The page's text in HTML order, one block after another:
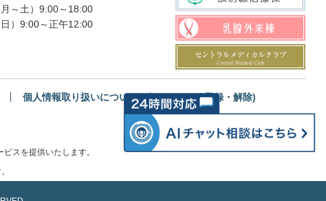
月～土）9:00～18:00
日）9:00～正午12:00
個人情報取り扱いについて メルマガ(登録・解除)
スを提供いたします。